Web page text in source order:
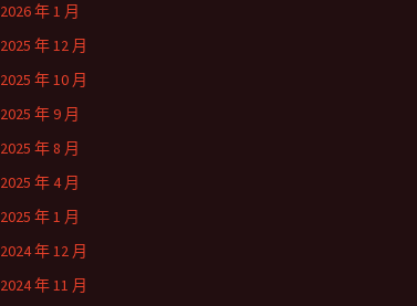
2026 年 1 月
2025 年 12 月
2025 年 10 月
2025 年 9 月
2025 年 8 月
2025 年 4 月
2025 年 1 月
2024 年 12 月
2024 年 11 月